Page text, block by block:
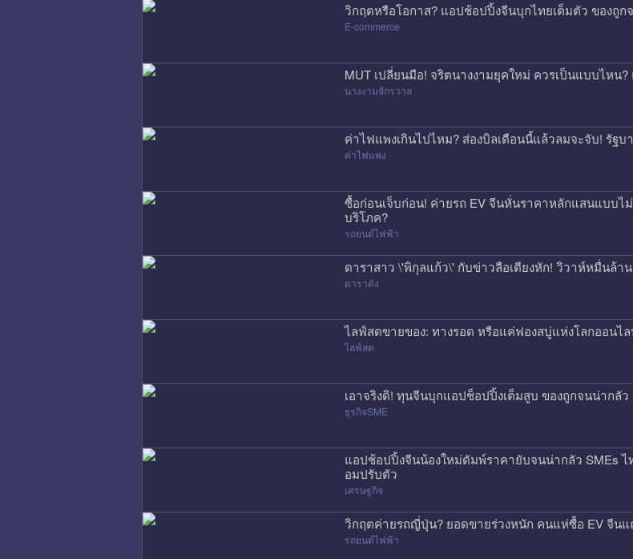
วิกฤตหรือโอกาส? แอปช้อปปิ้งจีนบุกไทยเต็มตัว ของถู
E-commerce
MUT เปลี่ยนมือ! จริตนางงามยุคใหม่ ควรเป็นแบบไหน
นางงามจักรวาล
ค่าไฟแพงเกินไปไหม? ส่องบิลเดือนนี้แล้วลมจะจับ! รัฐบ
ค่าไฟแพง
ซื้อก่อนเจ็บก่อน! ค่ายรถ EV จีนหั่นราคาหลักแสนแบบไ
บริโภค?
รถยนต์ไฟฟ้า
ดาราสาว \'พิกุลแก้ว\' กับข่าวลือเตียงหัก! วิวาห์หมื่นล้า
ดาราดัง
ไลฟ์สดขายของ: ทางรอด หรือแค่ฟองสบู่แห่งโลกออนไ
ไลฟ์สด
เอาจริงดิ! ทุนจีนบุกแอปช็อปปิ้งเต็มสูบ ของถูกจนน่ากลั
ธุรกิจSME
แอปช้อปปิ้งจีนน้องใหม่ดัมพ์ราคายับจนน่ากลัว SMEs
อมปรับตัว
เศรษฐกิจ
วิกฤตค่ายรถญี่ปุ่น? ยอดขายร่วงหนัก คนแห่ซื้อ EV จีนแ
รถยนต์ไฟฟ้า